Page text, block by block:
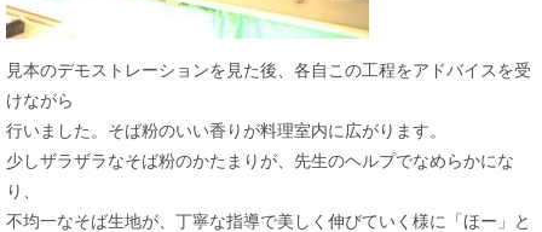
見本のデモストレーションを見た後、各自この工程をアドバイスを受
けながら
行いました。そば粉のいい香りが料理室内に広がります。
少しザラザラなそば粉のかたまりが、先生のヘルプでなめらかにな
り、
不均一なそば生地が、丁寧な指導で美しく伸びていく様に「ほー」と